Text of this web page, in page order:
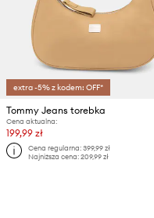
extra -5% z kodem: OFF*
Tommy Jeans torebka
Cena aktualna:
199,99 zł
Cena regularna: 399,99 zł
Najniższa cena: 209,99 zł